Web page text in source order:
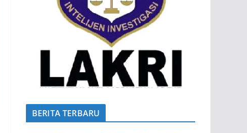
BERITA TERBARU